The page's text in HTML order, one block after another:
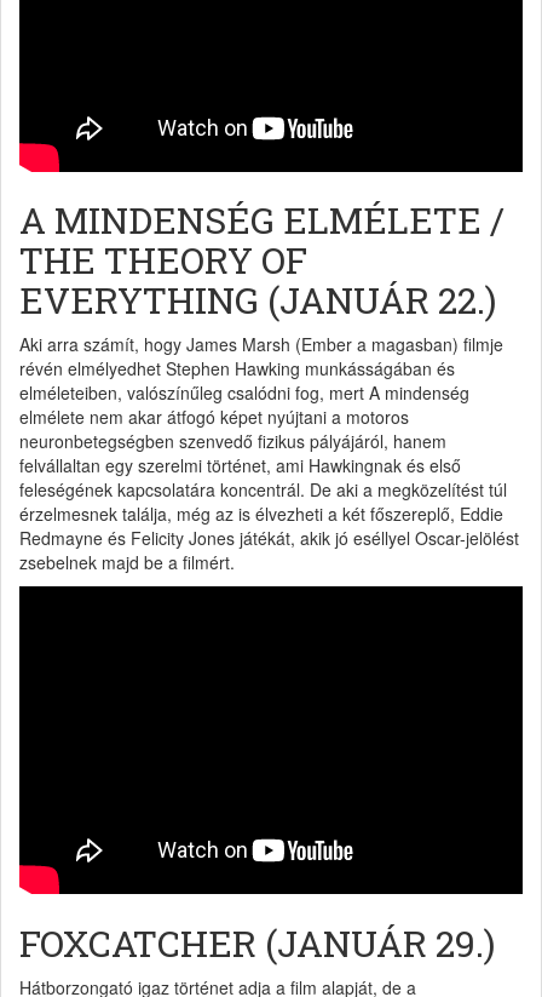
A MINDENSÉG ELMÉLETE /
THE THEORY OF
EVERYTHING (JANUÁR 22.)
Aki arra számít, hogy James Marsh (Ember a magasban) filmje
révén elmélyedhet Stephen Hawking munkásságában és
elméleteiben, valószínűleg csalódni fog, mert A mindenség
elmélete nem akar átfogó képet nyújtani a motoros
neuronbetegségben szenvedő fizikus pályájáról, hanem
felvállaltan egy szerelmi történet, ami Hawkingnak és első
feleségének kapcsolatára koncentrál. De aki a megközelítést túl
érzelmesnek találja, még az is élvezheti a két főszereplő, Eddie
Redmayne és Felicity Jones játékát, akik jó eséllyel Oscar-jelölést
zsebelnek majd be a filmért.
FOXCATCHER (JANUÁR 29.)
Hátborzongató igaz történet adja a film alapját, de a